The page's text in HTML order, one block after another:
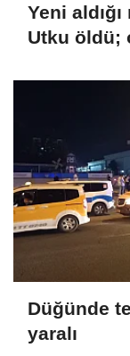
Yeni
Utku öldü;
Düğünde
yaralı